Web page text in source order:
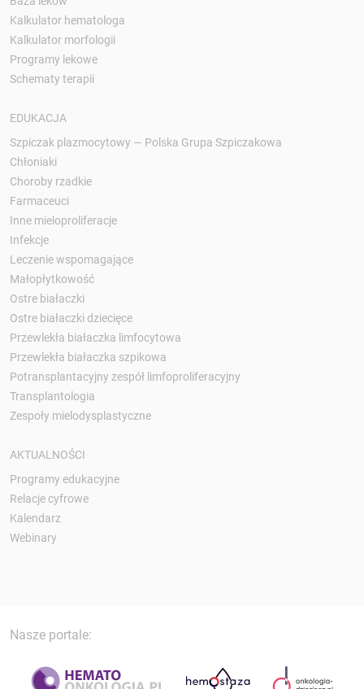
Kalkulator hematologa
Kalkulator morfologii
Programy lekowe
Schematy terapii
EDUKACJA
Szpiczak plazmocytowy — Polska Grupa Szpiczakowa
Chłoniaki
Choroby rzadkie
Farmaceuci
Inne mieloproliferacje
Infekcje
Leczenie wspomagające
Małopłytkowość
Ostre białaczki
Ostre białaczki dziecięce
Przewlekła białaczka limfocytowa
Przewlekła białaczka szpikowa
Potransplantacyjny zespół limfoproliferacyjny
Transplantologia
Zespoły mielodysplastyczne
AKTUALNOŚCI
Programy edukacyjne
Relacje cyfrowe
Kalendarz
Webinary
Nasze portale: